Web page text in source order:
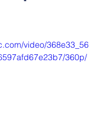
video/368e33_56
360p/